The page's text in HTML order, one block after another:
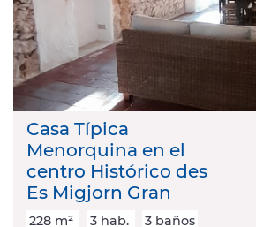
Casa Típica
Menorquina en el
centro Histórico des
Es Migjorn Gran
228 m² 3 hab. 3 baños